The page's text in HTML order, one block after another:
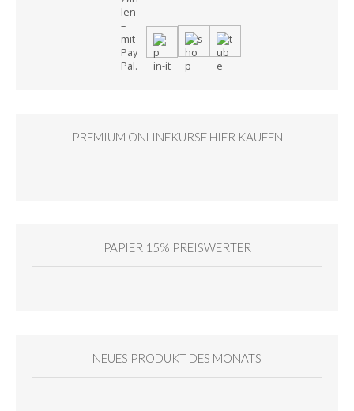
PREMIUM ONLINEKURSE HIER KAUFEN
PAPIER 15% PREISWERTER
NEUES PRODUKT DES MONATS